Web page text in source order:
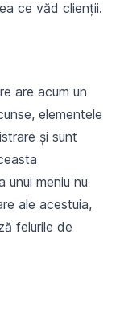
ce văd clienții.
are acum un
elementele
și sunt
meniu nu
ale acestuia,
felurile de